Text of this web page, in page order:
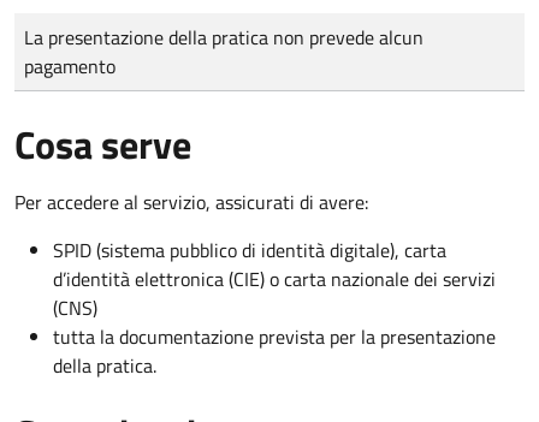
Tipo di pagamento
Importo
La presentazione della pratica non prevede alcun
pagamento
Cosa serve
Per accedere al servizio, assicurati di avere:
SPID (sistema pubblico di identità digitale), carta
d’identità elettronica (CIE) o carta nazionale dei servizi
(CNS)
tutta la documentazione prevista per la presentazione
della pratica.